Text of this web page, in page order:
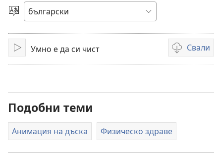
видео
Избери
език
ПусниУмно е да си чист Свали
Опции
за
Подобни теми
Анимация на дъска Физическо здраве